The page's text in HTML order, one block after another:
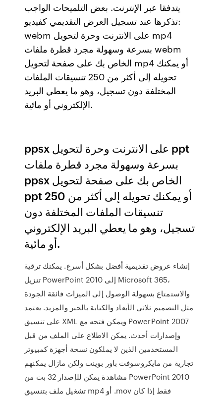
يتدفقا عبر الإنترنت. بعض التلميحات الواجب
تذكرها عند تسجيل العرض التقديمي كفيديو:
webm على الانترنت وحرة لتحويل mp4
بسرعة وسهولة مجرد قطرة ملفات webm
الخاص بك على صفحة لتحويل mp4 أو يمكنك
تحويله إلى أكثر من 250 تنسيقات الملفات
المختلفة دون تسجيل، وهو ما يعطي البريد
الإلكتروني أو مائية.
ppsx على الانترنت وحرة لتحويل ppt
بسرعة وسهولة مجرد قطرة ملفات
ppsx الخاص بك على صفحة لتحويل
ppt أو يمكنك تحويله إلى أكثر من 250
تنسيقات الملفات المختلفة دون
تسجيل، وهو ما يعطي البريد الإلكتروني
أو مائية.
إنشاء عروض تقديمية أفضل بشكل أسرع. يمكنك ترقية
تنزيل PowerPoint 2010 إلى Microsoft 365،
والاستمتاع بسهولة الوصول إلى الميزات فائقة الجودة
مثل التصميم ثلاثي الأبعاد والكتابة بالحبر والمزيد. يعتمد
على تنسيق XML ويمكن فتحه مع PowerPoint 2007
وإصدارات أحدث. يمكن الاطلاع على الملف من قبل
المستخدمين الذين لا يملكون نسخة أجهزة كمبيوتر
تجارية من مايكروسوفت باور بوينت ولكن مازال يمكنهم
مشاهدة يمكن للإصدار 32 بت من PowerPoint 2010
تشغيل ملف بتنسيق mp4 أو .mov فقط إذا كان